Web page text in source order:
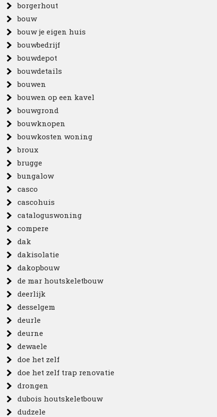
borgerhout
bouw
bouw je eigen huis
bouwbedrijf
bouwdepot
bouwdetails
bouwen
bouwen op een kavel
bouwgrond
bouwknopen
bouwkosten woning
broux
brugge
bungalow
casco
cascohuis
cataloguswoning
compere
dak
dakisolatie
dakopbouw
de mar houtskeletbouw
deerlijk
desselgem
deurle
deurne
dewaele
doe het zelf
doe het zelf trap renovatie
drongen
dubois houtskeletbouw
dudzele